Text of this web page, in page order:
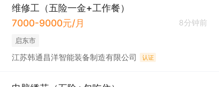
维修工（五险一金+工作餐）
7000-9000元/月
8分钟前
启东市
江苏韩通昌洋智能装备制造有限公司 认证